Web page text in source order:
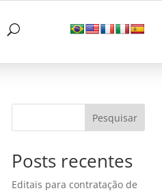
Pesquisar
Posts recentes
Editais para contratação de